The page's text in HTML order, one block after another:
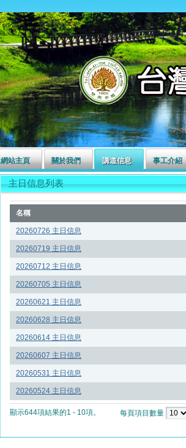
左營長老教會
網站主頁 關於我們 講道信息 事工介紹
主日信息列表
名稱
20260726 主日信息
20260719 主日信息
20260712 主日信息
20260705 主日信息
20260621 主日信息
20260628 主日信息
20260614 主日信息
20260607 主日信息
20260531 主日信息
20260524 主日信息
顯示644項結果的1 - 10項。 每頁項目數量